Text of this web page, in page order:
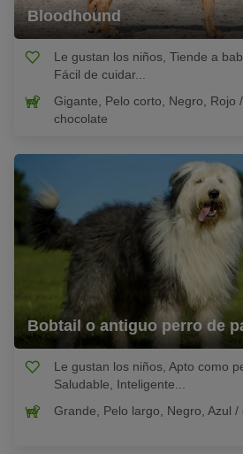
Bloodhound
Le gustan los niños, Tiende a
Fácil de cuidar...
Gigante, Pelo corto, Negro, Rojo
chocolate
Bobtail o antiguo perro de
Le gustan los niños, Apto como
Saludable, Inteligente...
Grande, Pelo largo, Negro, Azul /